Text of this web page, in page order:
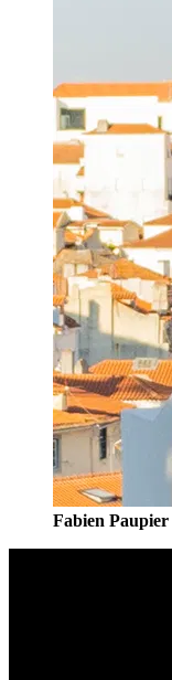
Fabien Paupier